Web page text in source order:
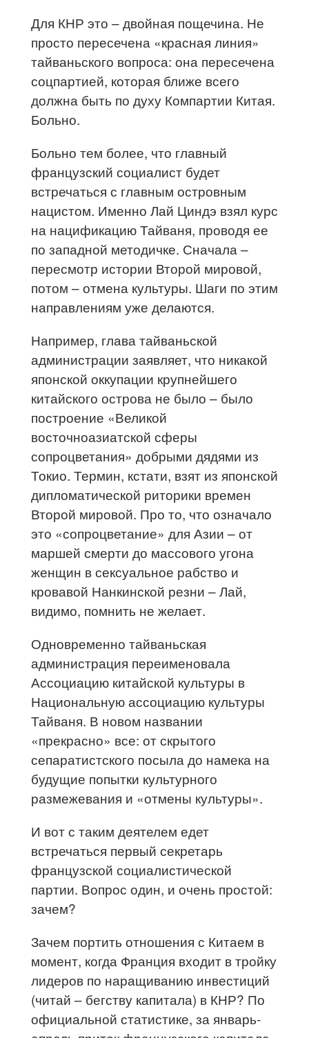
Для КНР это – двойная пощечина. Не
просто пересечена «красная линия»
тайваньского вопроса: она пересечена
соцпартией, которая ближе всего
должна быть по духу Компартии Китая.
Больно.
Больно тем более, что главный
французский социалист будет
встречаться с главным островным
нацистом. Именно Лай Циндэ взял курс
на нацификацию Тайваня, проводя ее
по западной методичке. Сначала –
пересмотр истории Второй мировой,
потом – отмена культуры. Шаги по этим
направлениям уже делаются.
Например, глава тайваньской
администрации заявляет, что никакой
японской оккупации крупнейшего
китайского острова не было – было
построение «Великой
восточноазиатской сферы
сопроцветания» добрыми дядями из
Токио. Термин, кстати, взят из японской
дипломатической риторики времен
Второй мировой. Про то, что означало
это «сопроцветание» для Азии – от
маршей смерти до массового угона
женщин в сексуальное рабство и
кровавой Нанкинской резни – Лай,
видимо, помнить не желает.
Одновременно тайваньская
администрация переименовала
Ассоциацию китайской культуры в
Национальную ассоциацию культуры
Тайваня. В новом названии
«прекрасно» все: от скрытого
сепаратистского посыла до намека на
будущие попытки культурного
размежевания и «отмены культуры».
И вот с таким деятелем едет
встречаться первый секретарь
французской социалистической
партии. Вопрос один, и очень простой:
зачем?
Зачем портить отношения с Китаем в
момент, когда Франция входит в тройку
лидеров по наращиванию инвестиций
(читай – бегству капитала) в КНР? По
официальной статистике, за январь-